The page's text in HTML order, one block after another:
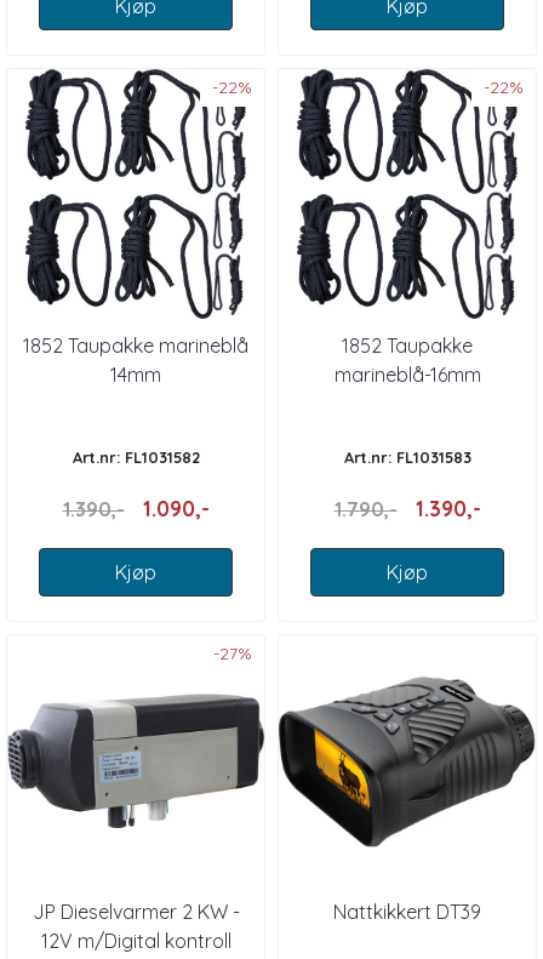
Kjøp Kjøp
-22%
1852 Taupakke marineblå
14mm
Art.nr: FL1031582
1.390,- 1.090,-
Kjøp
-22%
1852 Taupakke
marineblå-16mm
Art.nr: FL1031583
1.790,- 1.390,-
Kjøp
-27%
JP Dieselvarmer 2 KW -
12V m/Digital kontroll
Nattkikkert DT39